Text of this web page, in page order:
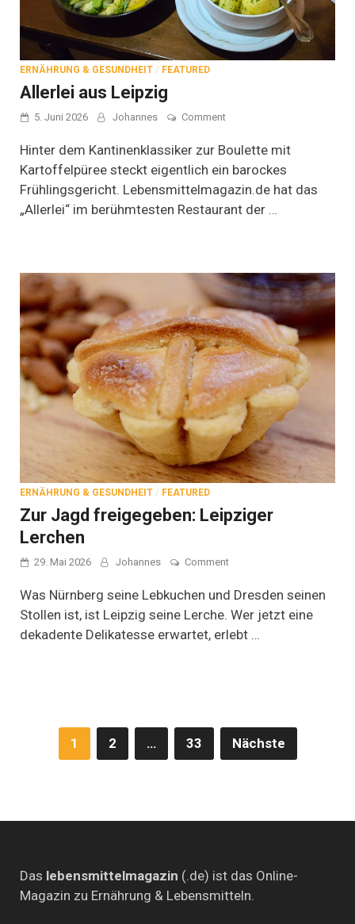
ERNÄHRUNG & GESUNDHEIT / FEATURED
Allerlei aus Leipzig
5. Juni 2026 Johannes Commenton
Hinter dem Kantinenklassiker zur Boulette mit
Kartoffelpüree steckt eigentlich ein barockes
Frühlingsgericht. Lebensmittelmagazin.de hat das
„Allerlei“ im berühmtesten Restaurant der …
ERNÄHRUNG & GESUNDHEIT / FEATURED
Zur Jagd freigegeben: Leipziger
Lerchen
29. Mai 2026 Johannes Commenton
Jagd
Leipziger
Lerchen
Was Nürnberg seine Lebkuchen und Dresden seinen
Stollen ist, ist Leipzig seine Lerche. Wer jetzt eine
dekadente Delikatesse erwartet, erlebt …
Seitennummerierung
1 2 … 33 Nächste
Das lebensmittelmagazin (.de) ist das Online-
Magazin zu Ernährung & Lebensmitteln.